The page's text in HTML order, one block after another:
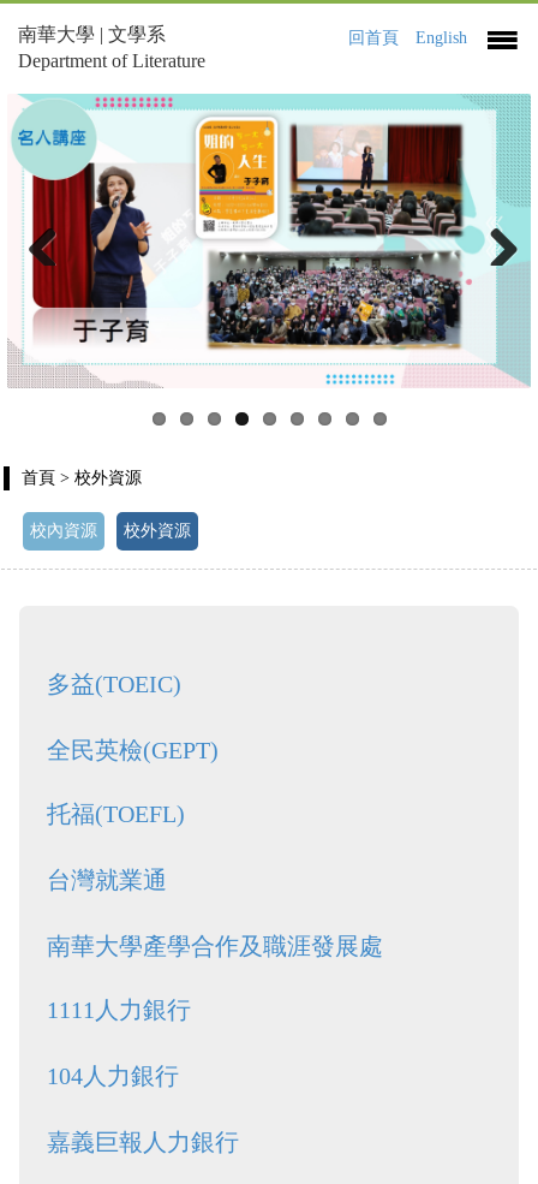
南華大學 | 文學系
Department of Literature
回首頁 English
Previous Next
首頁 > 校外資源
校內資源 校外資源
多益(TOEIC)
全民英檢(GEPT)
托福(TOEFL)
台灣就業通
南華大學產學合作及職涯發展處
1111人力銀行
104人力銀行
嘉義巨報人力銀行